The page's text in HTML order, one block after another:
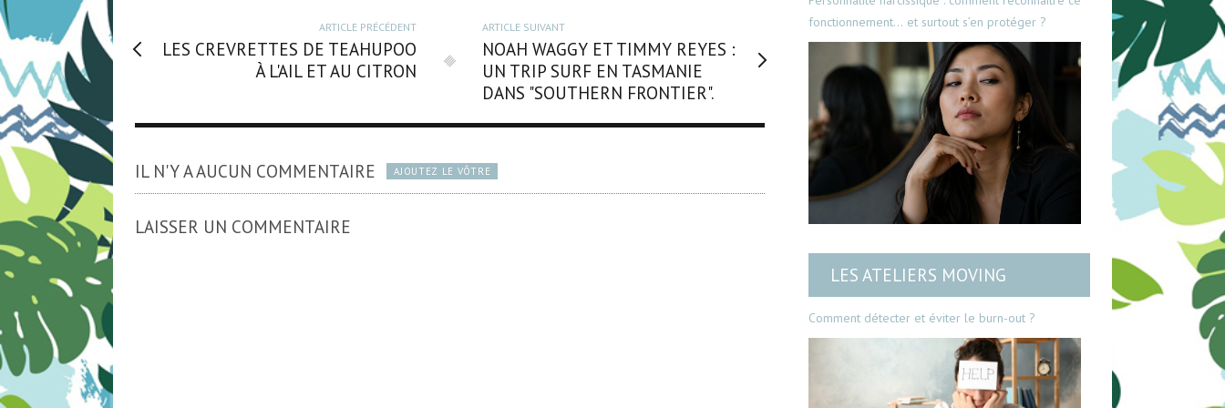
ARTICLE PRÉCÉDENT
LES CREVRETTES DE TEAHUPOO
À L'AIL ET AU CITRON
ARTICLE SUIVANT
NOAH WAGGY ET TIMMY REYES :
UN TRIP SURF EN TASMANIE
DANS "SOUTHERN FRONTIER".
IL N'Y A AUCUN COMMENTAIRE AJOUTEZ LE VÔTRE
LAISSER UN COMMENTAIRE
fonctionnement… et surtout s’en protéger ?
LES ATELIERS MOVING
Comment détecter et éviter le burn-out ?